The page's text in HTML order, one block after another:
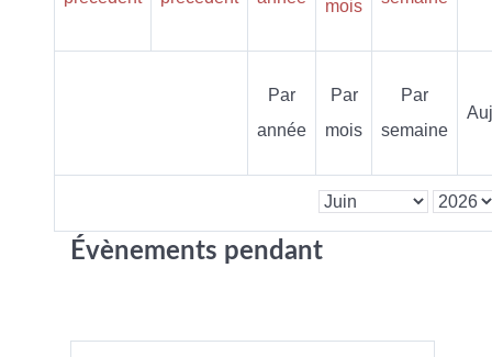
Par
année
Par
mois
Par
semaine
Évènements pendant